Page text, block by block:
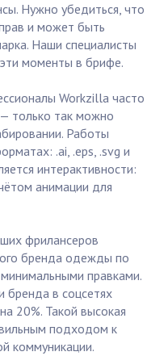
Нужно убедиться, что
и может быть
Наши специалисты
моменты в брифе.
Workzilla часто
только так можно
Работы
.ai, .eps, .svg и
интерактивности:
анимации для
фрилансеров
бренда одежды по
правками.
бренда в соцсетях
20%. Такой высокая
подходом к
коммуникации.